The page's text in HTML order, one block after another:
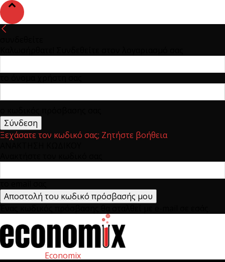
Ξεχάσατε τον κωδικό σας; Ζητήστε βοήθεια
Economix